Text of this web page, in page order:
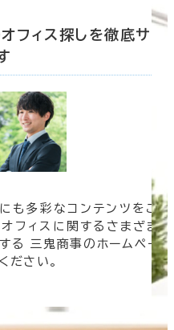
フィス探しを徹底サ
も多彩なコンテンツをご
フィスに関するさまざま
る 三鬼商事のホームペー
ださい。